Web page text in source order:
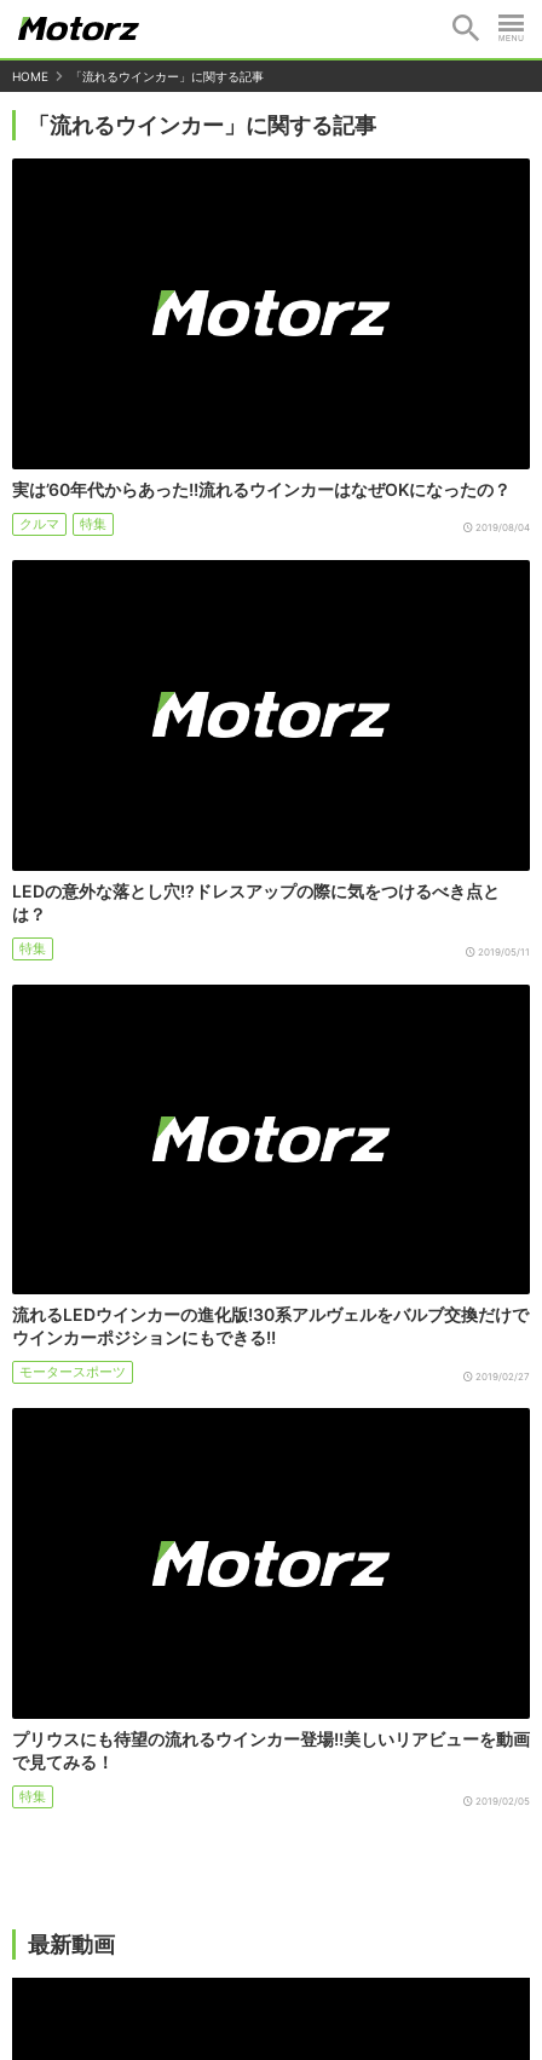
HOME 「流れるウインカー」に関する記事
「流れるウインカー」に関する記事
実は’60年代からあった!!流れるウインカーはなぜOKになったの？
クルマ 特集 2019/08/04
LEDの意外な落とし穴!?ドレスアップの際に気をつけるべき点と
は？
特集 2019/05/11
流れるLEDウインカーの進化版!30系アルヴェルをバルブ交換だけで
ウインカーポジションにもできる!!
モータースポーツ 2019/02/27
プリウスにも待望の流れるウインカー登場!!美しいリアビューを動画
で見てみる！
特集 2019/02/05
最新動画